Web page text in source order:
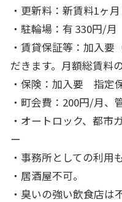
・更新料：新賃料1ヶ月
・駐輪場：有 330円/月
・賃貸保証等：加入要
だきます。月額総賃料
・保険：加入要 指定
・町会費：200円/月、
・オートロック、都市
ー
・事務所としての利用
・居酒屋不可。
・臭いの強い飲食店は